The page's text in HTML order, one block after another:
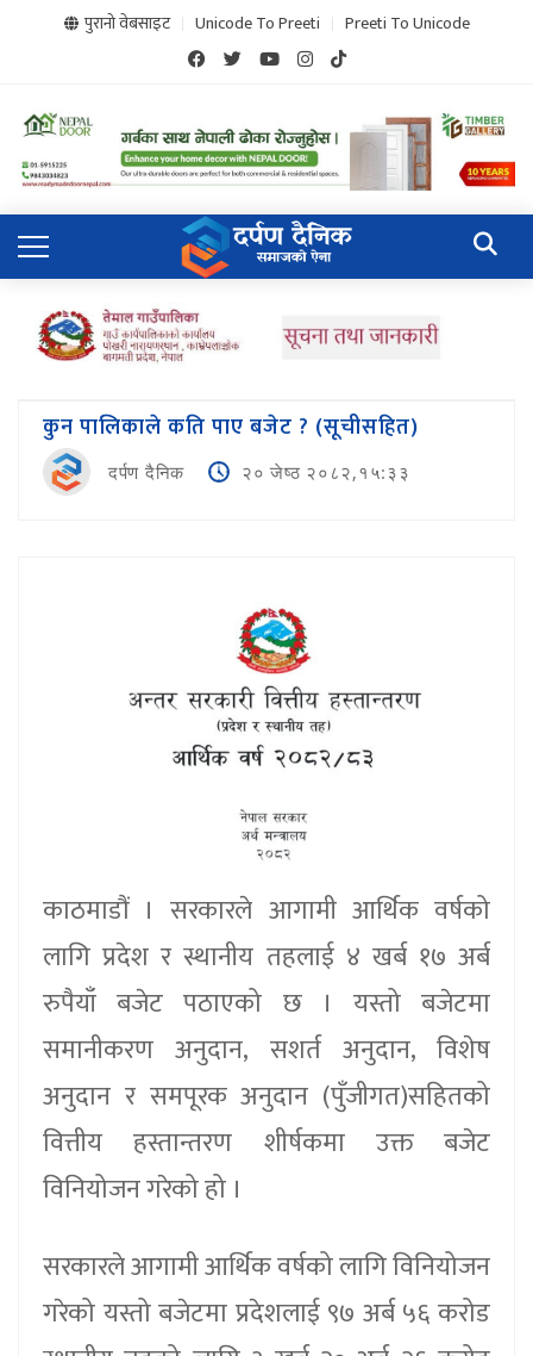
पुरानो वेबसाइट Unicode To Preeti Preeti To Unicode
कुन पालिकाले कति पाए बजेट ? (सूचीसहित)
दर्पण दैनिक २० जेष्ठ २०८२,१५:३३
काठमाडौं । सरकारले आगामी आर्थिक वर्षको
लागि प्रदेश र स्थानीय तहलाई ४ खर्ब १७ अर्ब
रुपैयाँ बजेट पठाएको छ । यस्तो बजेटमा
समानीकरण अनुदान, सशर्त अनुदान, विशेष
अनुदान र समपूरक अनुदान (पुँजीगत)सहितको
वित्तीय हस्तान्तरण शीर्षकमा उक्त बजेट
विनियोजन गरेको हो ।
सरकारले आगामी आर्थिक वर्षको लागि विनियोजन
गरेको यस्तो बजेटमा प्रदेशलाई ९७ अर्ब ५६ करोड